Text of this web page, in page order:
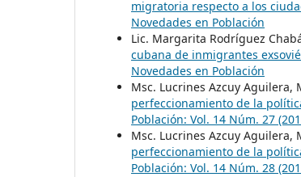
migratoria respecto a los
Novedades en Población
Lic. Margarita Rodríguez
cubana de inmigrantes
Novedades en Población
Msc. Lucrines Azcuy Aguilera,
perfeccionamiento de la
Población: Vol. 14 Núm. 27
Msc. Lucrines Azcuy Aguilera,
perfeccionamiento de la
Población: Vol. 14 Núm. 28